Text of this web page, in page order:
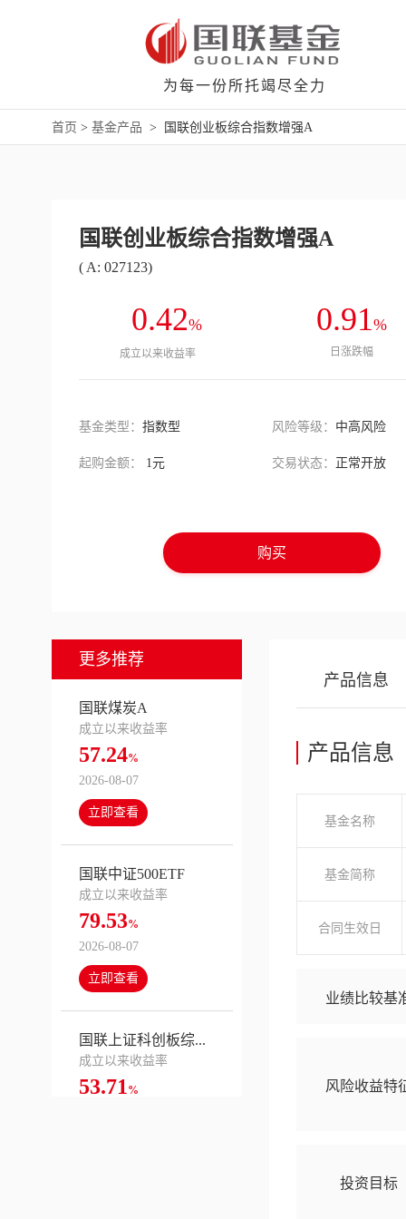
为每一份所托竭尽全力
首页 > 基金产品 > 国联创业板综合指数增强A
国联创业板综合指数增强A
( A: 027123)
0.42%
成立以来收益率
0.91%
日涨跌幅
基金类型： 指数型 风险等级： 中高风险
起购金额： 1元 交易状态： 正常开放
购买
更多推荐
国联煤炭A
成立以来收益率
57.24%
2026-08-07
立即查看
国联中证500ETF
成立以来收益率
79.53%
2026-08-07
立即查看
国联上证科创板综...
成立以来收益率
53.71 %
产品信息
产品信息
基金名称
基金简称
合同生效日
业绩比较基
风险收益特
投资目标